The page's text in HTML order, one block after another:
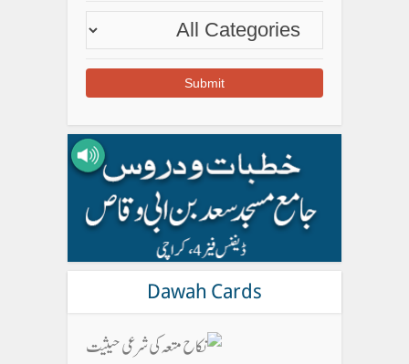
Dawah Cards